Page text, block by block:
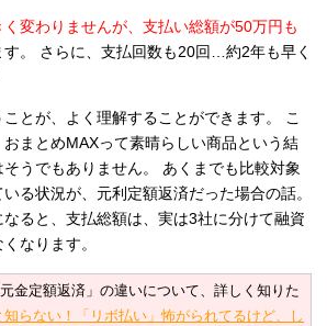
変わりませんが、支払い総額が50万円も
す。 さらに、支払回数も20回…約2年も早く
とが、よく理解することができます。 こ
まとめMAXって素晴らしい商品という結
うでもありません。 あくまでも比較対象
る状況が、元利定額返済だった場合の話。
ると、支払総額は、実は3社に分けて融資
なります。
金定額返済」の違いについて、詳しく知りた
知らない！「リボ払い」怖がられてるけど、し